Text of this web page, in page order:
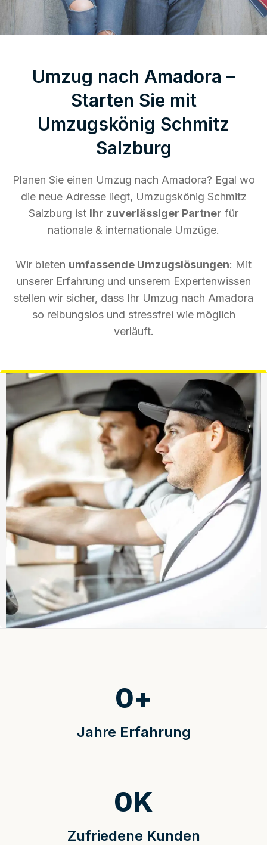
Umzug nach Amadora –
Starten Sie mit
Umzugskönig Schmitz
Salzburg
Planen Sie einen Umzug nach Amadora? Egal wo
die neue Adresse liegt, Umzugskönig Schmitz
Salzburg ist Ihr zuverlässiger Partner für
nationale & internationale Umzüge.
Wir bieten umfassende Umzugslösungen: Mit
unserer Erfahrung und unserem Expertenwissen
stellen wir sicher, dass Ihr Umzug nach Amadora
so reibungslos und stressfrei wie möglich
verläuft.
Jahre Erfahrung
0+
Zufriedene Kunden
0K